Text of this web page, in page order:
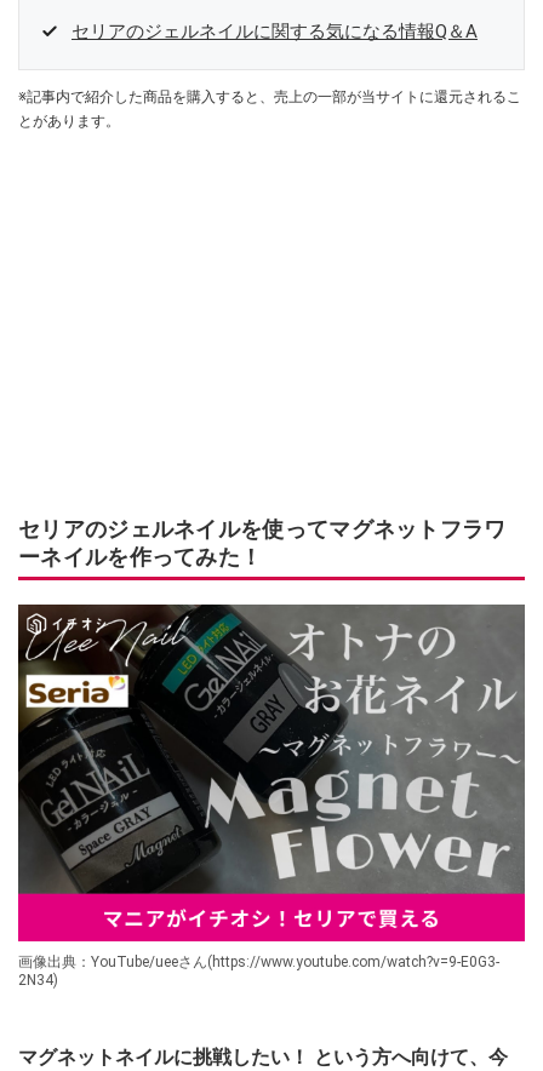
セリアのジェルネイルに関する気になる情報Q＆A
※記事内で紹介した商品を購入すると、売上の一部が当サイトに還元されるこ
とがあります。
セリアのジェルネイルを使ってマグネットフラワ
ーネイルを作ってみた！
画像出典：YouTube/ueeさん(https://www.youtube.com/watch?v=9-E0G3-
2N34)
マグネットネイルに挑戦したい！ という方へ向けて、今